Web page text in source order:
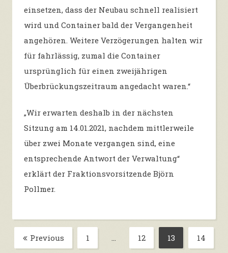
einsetzen, dass der Neubau schnell realisiert
wird und Container bald der Vergangenheit
angehören. Weitere Verzögerungen halten wir
für fahrlässig, zumal die Container
ursprünglich für einen zweijährigen
Überbrückungszeitraum angedacht waren.“
„Wir erwarten deshalb in der nächsten
Sitzung am 14.01.2021, nachdem mittlerweile
über zwei Monate vergangen sind, eine
entsprechende Antwort der Verwaltung“
erklärt der Fraktionsvorsitzende Björn
Pollmer.
Beitragsnavigation
Previous Page
1 … 12 13 14